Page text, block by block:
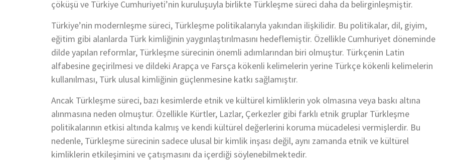
çöküşü ve Türkiye Cumhuriyeti’nin kuruluşuyla birlikte Türkleşme süreci daha da belirginleşmiştir.
Türkiye’nin modernleşme süreci, Türkleşme politikalarıyla yakından ilişkilidir. Bu politikalar, dil, giyim,
eğitim gibi alanlarda Türk kimliğinin yaygınlaştırılmasını hedeflemiştir. Özellikle Cumhuriyet döneminde
dilde yapılan reformlar, Türkleşme sürecinin önemli adımlarından biri olmuştur. Türkçenin Latin
alfabesine geçirilmesi ve dildeki Arapça ve Farsça kökenli kelimelerin yerine Türkçe kökenli kelimelerin
kullanılması, Türk ulusal kimliğinin güçlenmesine katkı sağlamıştır.
Ancak Türkleşme süreci, bazı kesimlerde etnik ve kültürel kimliklerin yok olmasına veya baskı altına
alınmasına neden olmuştur. Özellikle Kürtler, Lazlar, Çerkezler gibi farklı etnik gruplar Türkleşme
politikalarının etkisi altında kalmış ve kendi kültürel değerlerini koruma mücadelesi vermişlerdir. Bu
nedenle, Türkleşme sürecinin sadece ulusal bir kimlik inşası değil, aynı zamanda etnik ve kültürel
kimliklerin etkileşimini ve çatışmasını da içerdiği söylenebilmektedir.